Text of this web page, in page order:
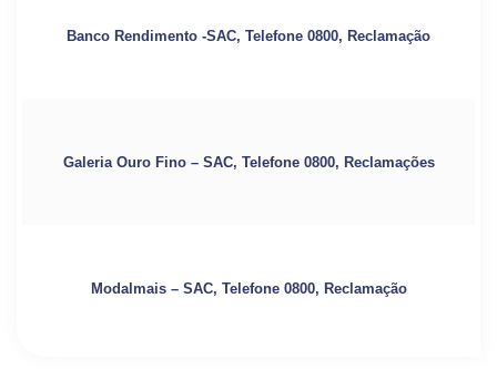
Banco Rendimento -SAC, Telefone 0800, Reclamação
Galeria Ouro Fino – SAC, Telefone 0800, Reclamações
Modalmais – SAC, Telefone 0800, Reclamação